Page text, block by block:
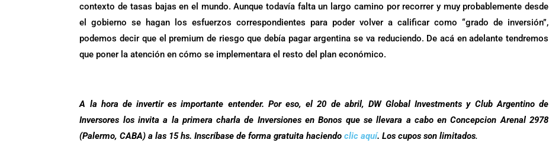
contexto de tasas bajas en el mundo. Aunque todavía falta un largo camino por recorrer y muy probablemente desde
el gobierno se hagan los esfuerzos correspondientes para poder volver a calificar como “grado de inversión”,
podemos decir que el premium de riesgo que debía pagar argentina se va reduciendo. De acá en adelante tendremos
que poner la atención en cómo se implementara el resto del plan económico.
A la hora de invertir es importante entender. Por eso, el 20 de abril, DW Global Investments y Club Argentino de
Inversores los invita a la primera charla de Inversiones en Bonos que se llevara a cabo en Concepcion Arenal 2978
(Palermo, CABA) a las 15 hs. Inscríbase de forma gratuita haciendoclic aquí. Los cupos son limitados.